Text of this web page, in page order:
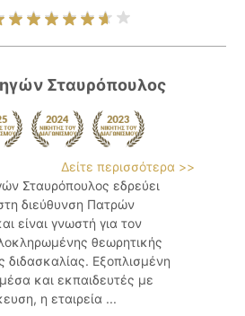
Σταυρόπουλος
Δείτε περισσότερα >>
Σταυρόπουλος εδρεύει
διεύθυνση Πατρών
είναι γνωστή για τον
θεωρητικής
διδασκαλίας. Εξοπλισμένη
και εκπαιδευτές με
η εταιρεία ...